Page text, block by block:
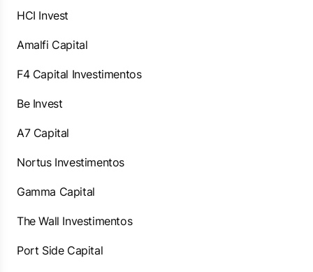
HCI Invest
Amalfi Capital
F4 Capital Investimentos
Be Invest
A7 Capital
Nortus Investimentos
Gamma Capital
The Wall Investimentos
Port Side Capital